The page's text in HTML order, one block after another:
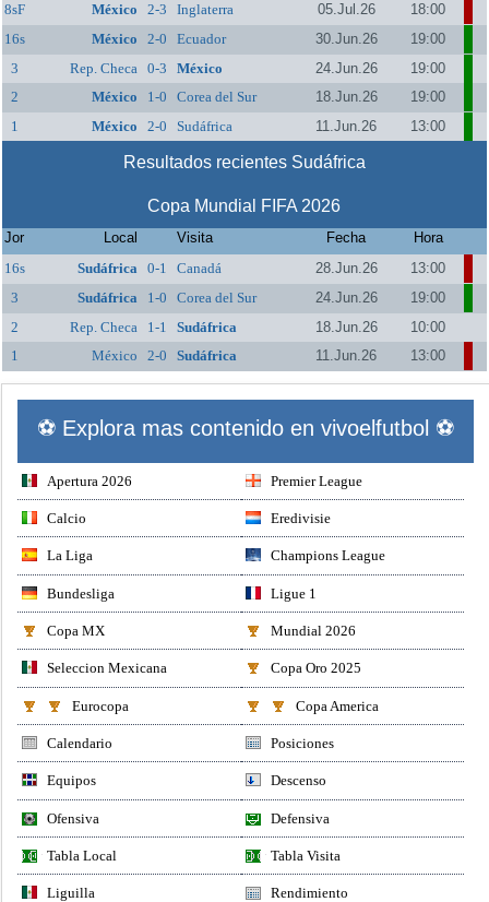
8sF
México 2-3 Inglaterra 05.Jul.26
18:00
16s
México 2-0 Ecuador 30.Jun.26
19:00
3
Rep. Checa 0-3 México 24.Jun.26
19:00
2
México 1-0 Corea del Sur 18.Jun.26
19:00
1
México 2-0 Sudáfrica 11.Jun.26 13:00
Resultados recientes Sudáfrica
Copa Mundial FIFA 2026
Jor Local Visita Fecha
Hora
16s
Sudáfrica 0-1 Canadá 28.Jun.26
13:00
3
Sudáfrica 1-0 Corea del Sur 24.Jun.26
19:00
2
Rep. Checa 1-1 Sudáfrica 18.Jun.26
10:00
1
México 2-0 Sudáfrica 11.Jun.26 13:00
⚽ Explora mas contenido en vivoelfutbol ⚽
Apertura 2026 Premier League
Calcio Eredivisie
La Liga Champions League
Bundesliga Ligue 1
Copa MX Mundial 2026
Seleccion Mexicana Copa Oro 2025
Eurocopa Copa America
Calendario Posiciones
Equipos Descenso
Ofensiva Defensiva
Tabla Local Tabla Visita
Liguilla Rendimiento